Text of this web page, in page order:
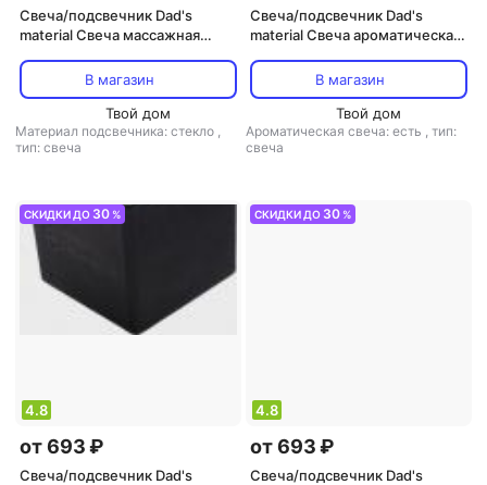
Свеча/подсвечник Dad's
material Свеча массажная
В магазин
Твой дом
Материал подсвечника: стекло ,
тип: свеча
Свеча/подсвечник Dad's
material Свеча ароматическая
Tonka", 210 грВ магазин
Твой дом
Ароматическая свеча: есть , тип:
свеча
СКИДКИ ДО 30 %
4.8
от 693 ₽
Свеча/подсвечник Dad's
СКИДКИ ДО 30 %
4.8
от 693 ₽
Свеча/подсвечник Dad's